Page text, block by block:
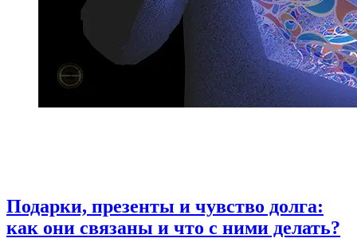
Подарки, презенты и чувство долга:
как они связаны и что с ними делать?